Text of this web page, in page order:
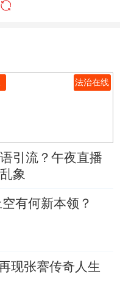
法治在线
引流？午夜直播
象
空有何新本领？
现张謇传奇人生